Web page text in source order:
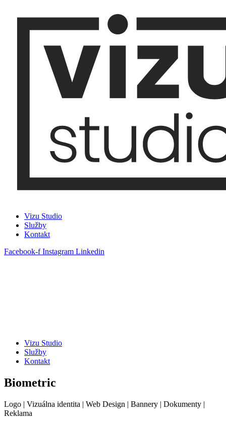
Vizu Studio
Služby
Kontakt
Facebook-f Instagram Linkedin
Vizu Studio
Služby
Kontakt
Biometric
Logo | Vizuálna identita | Web Design | Bannery | Dokumenty |
Reklama